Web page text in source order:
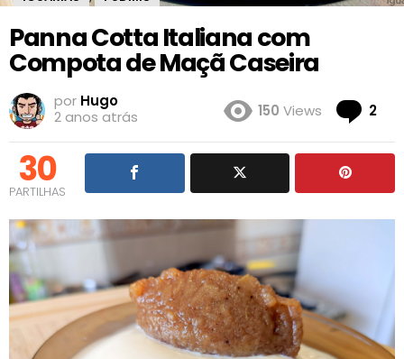
Panna Cotta Italiana com
Compota de Maçã Caseira
por Hugo
2 anos atrás
150 Views 2
30
PARTILHAS